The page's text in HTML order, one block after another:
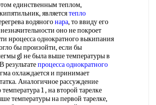
единственным теплом,
являетсятепло
водяногонара, то ввиду его
оно не покроет
нроцесса однократного выкипания
бы произойти, если бы
gl не была выше температуры в
результатепроцесса однократного
охлаждается и принимает
Аналогичное рассуждение
1 , на второй тарелке
температуры на первой тарелке,